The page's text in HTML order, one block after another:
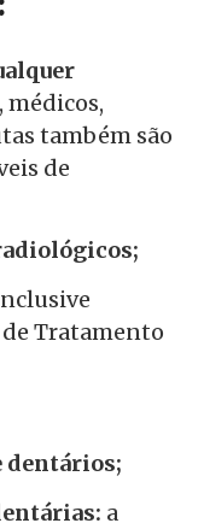
também são
de
Tratamento
dentários;
a